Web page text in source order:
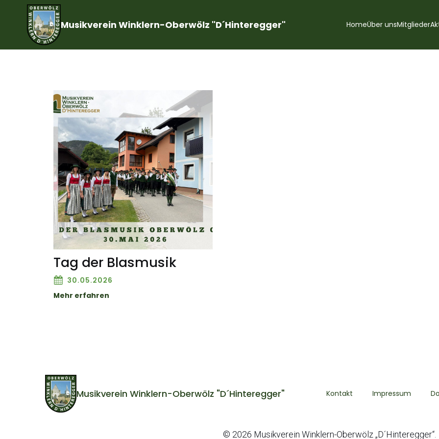
Musikverein Winklern-Oberwölz "D´Hinteregger" HomeÜber unsMitglieder
Tag der Blasmusik
30.05.2026
Mehr erfahren
Musikverein Winklern-Oberwölz "D´Hinteregger" Kontakt Impressum
© 2026 Musikverein Winklern-Oberwölz „D´Hinteregger“.